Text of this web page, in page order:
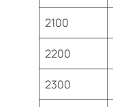
2100
2200
2300